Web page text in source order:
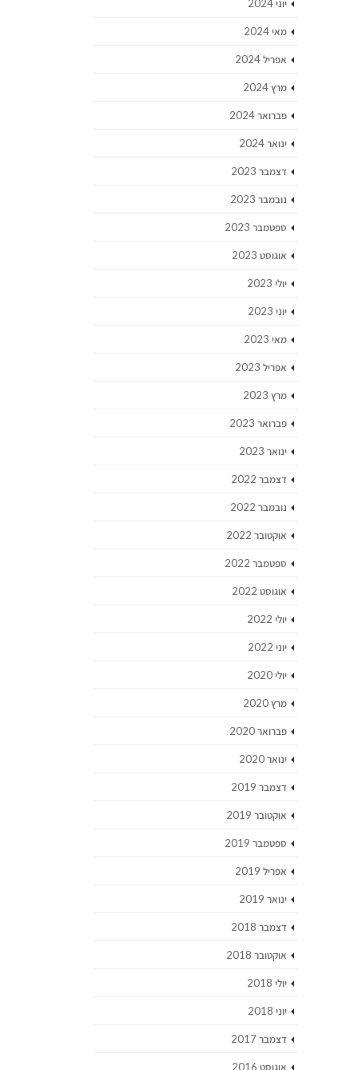
יוני 2024
מאי 2024
אפריל 2024
מרץ 2024
פברואר 2024
ינואר 2024
דצמבר 2023
נובמבר 2023
ספטמבר 2023
אוגוסט 2023
יולי 2023
יוני 2023
מאי 2023
אפריל 2023
מרץ 2023
פברואר 2023
ינואר 2023
דצמבר 2022
נובמבר 2022
אוקטובר 2022
ספטמבר 2022
אוגוסט 2022
יולי 2022
יוני 2022
יולי 2020
מרץ 2020
פברואר 2020
ינואר 2020
דצמבר 2019
אוקטובר 2019
ספטמבר 2019
אפריל 2019
ינואר 2019
דצמבר 2018
אוקטובר 2018
יולי 2018
יוני 2018
דצמבר 2017
אוגוסט 2016